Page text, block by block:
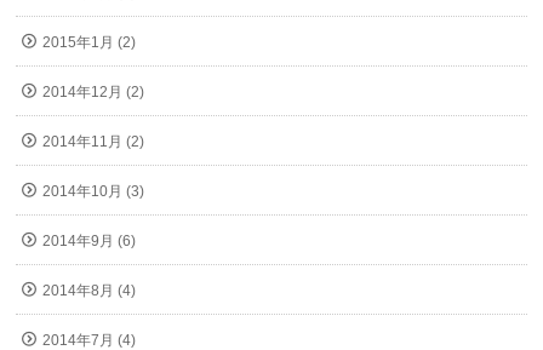
2015年1月 (2)
2014年12月 (2)
2014年11月 (2)
2014年10月 (3)
2014年9月 (6)
2014年8月 (4)
2014年7月 (4)